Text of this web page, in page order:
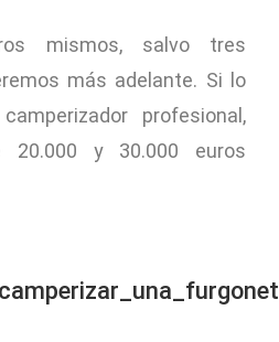
mismos, salvo tres
más adelante. Si lo
profesional,
20.000 y 30.000 euros